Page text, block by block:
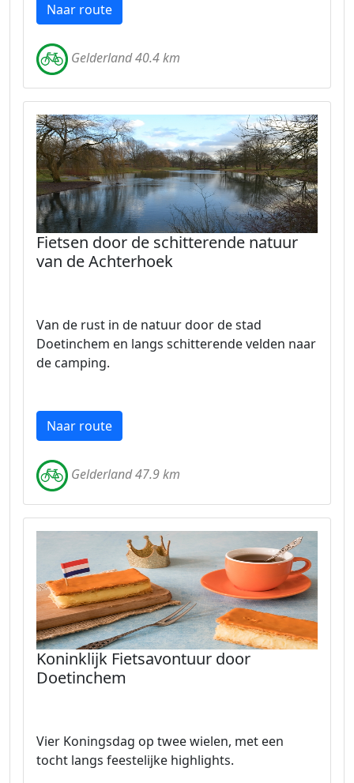
Naar route
Gelderland 40.4 km
Fietsen door de schitterende natuur
van de Achterhoek
Van de rust in de natuur door de stad
Doetinchem en langs schitterende velden naar
de camping.
Naar route
Gelderland 47.9 km
Koninklijk Fietsavontuur door
Doetinchem
Vier Koningsdag op twee wielen, met een
tocht langs feestelijke highlights.